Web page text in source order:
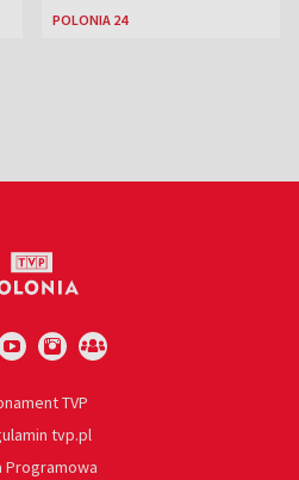
POLONIA 24
TVP
tvp.pl
Programowa